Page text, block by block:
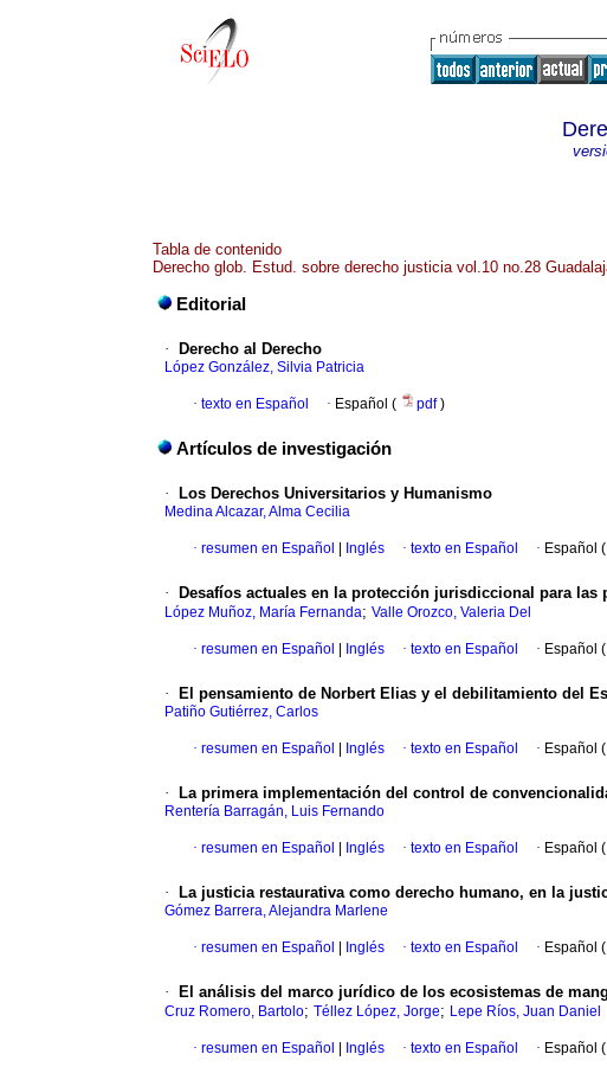
Tabla de contenido
Derecho glob. Estud. sobre derecho justicia vol.10 no.28
Editorial
· Derecho al Derecho
López González, Silvia Patricia
· texto en Español · Español ( pdf)
Artículos de investigación
· Los Derechos Universitarios y Humanismo
Medina Alcazar, Alma Cecilia
· resumen en Español Inglés · texto en Español · Español (
· Desafíos actuales en la protección jurisdiccional para
López Muñoz, María Fernanda; Valle Orozco, Valeria Del
· resumen en Español Inglés · texto en Español · Español (
· El pensamiento de Norbert Elias y el debilitamiento del
Patiño Gutiérrez, Carlos
· resumen en Español Inglés · texto en Español · Español (
· La primera implementación del control de
Rentería Barragán, Luis Fernando
· resumen en Español Inglés · texto en Español · Español (
· La justicia restaurativa como derecho humano, en la
Gómez Barrera, Alejandra Marlene
· resumen en Español Inglés · texto en Español · Español (
· El análisis del marco jurídico de los ecosistemas de
Cruz Romero, Bartolo; Téllez López, Jorge; Lepe Ríos, Juan Daniel
· resumen en Español Inglés · texto en Español · Español (